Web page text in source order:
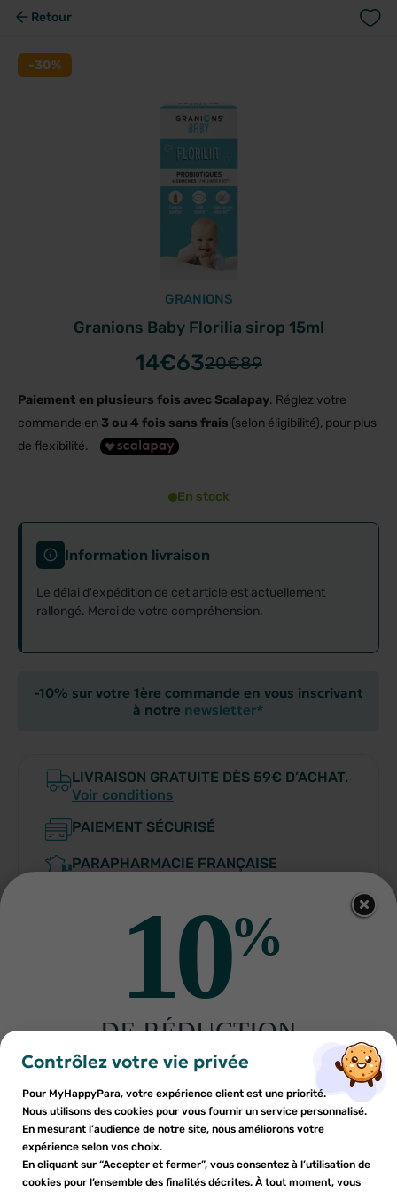
Retour
GRANIONS
Granions Baby Florilia sirop 15ml
14€6320€89
Paiement en plusieurs fois avec Scalapay. Réglez votre
commande en 3 ou 4 fois sans frais (selon éligibilité), pour plus
de flexibilité.
En stock
Information livraison
Le délai d'expédition de cet article est actuellement
rallongé. Merci de votre compréhension.
-10% sur votre 1ère commande en vous inscrivant
à notre newsletter*
LIVRAISON GRATUITE DÈS 59€ D’ACHAT.
Voir conditions
PAIEMENT SÉCURISÉ
PARAPHARMACIE FRANÇAISE
-30%
Conditions d'utilisation
Composition
Ajouter à ma liste d'envies ×
add_circle_outline
Créer une nouvelle liste
×
Nom de la liste d'envies
Annuler
×
Vous devez être connecté pour ajouter des produits à votre
liste d'envies.
Annuler
Contrôlez votre vie privée
Pour MyHappyPara, votre expérience client est une priorité.
Nous utilisons des cookies pour vous fournir un service personnalisé.
En mesurant l’audience de notre site, nous améliorons votre
expérience selon vos choix.
En cliquant sur “Accepter et fermer”, vous consentez à l’utilisation de
cookies pour l’ensemble des finalités décrites. À tout moment, vous
10%
DE RÉDUCTION
sur votre première commande
Inscrivez-vous à notre newsletter et profitez
d'une réduction sur votre première commande*